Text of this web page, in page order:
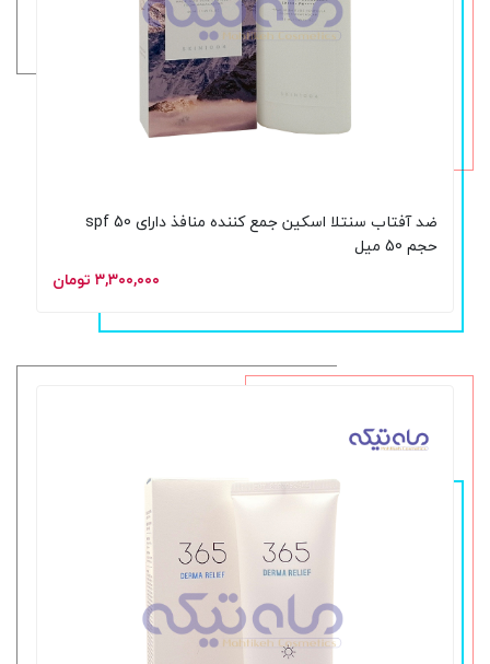
ضد آفتاب سنتلا اسکین جمع کننده منافذ دارای spf 50
حجم 50 میل
۳,۳۰۰,۰۰۰ تومان